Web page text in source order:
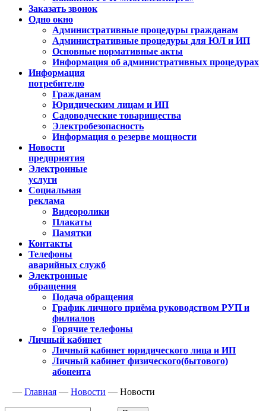
Заказать звонок
Одно окно
Административные процедуры гражданам
Административные процедуры для ЮЛ и ИП
Основные нормативные акты
Информация об административных процедурах
Информация
потребителю
Гражданам
Юридическим лицам и ИП
Садоводческие товарищества
Электробезопасность
Информация о резерве мощности
Новости
предприятия
Электронные
услуги
Социальная
реклама
Видеоролики
Плакаты
Памятки
Контакты
Телефоны
аварийных служб
Электронные
обращения
Подача обращения
График личного приёма руководством РУП и
филиалов
Горячие телефоны
Личный кабинет
Личный кабинет юридического лица и ИП
Личный кабинет физического(бытового)
абонента
— Главная — Новости — Новости